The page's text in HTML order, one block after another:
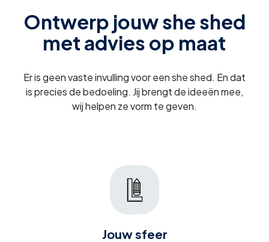
Ontwerp jouw she shed
met advies op maat
Er is geen vaste invulling voor een she shed. En dat
is precies de bedoeling. Jij brengt de ideeën mee,
wij helpen ze vorm te geven.
Jouw sfeer